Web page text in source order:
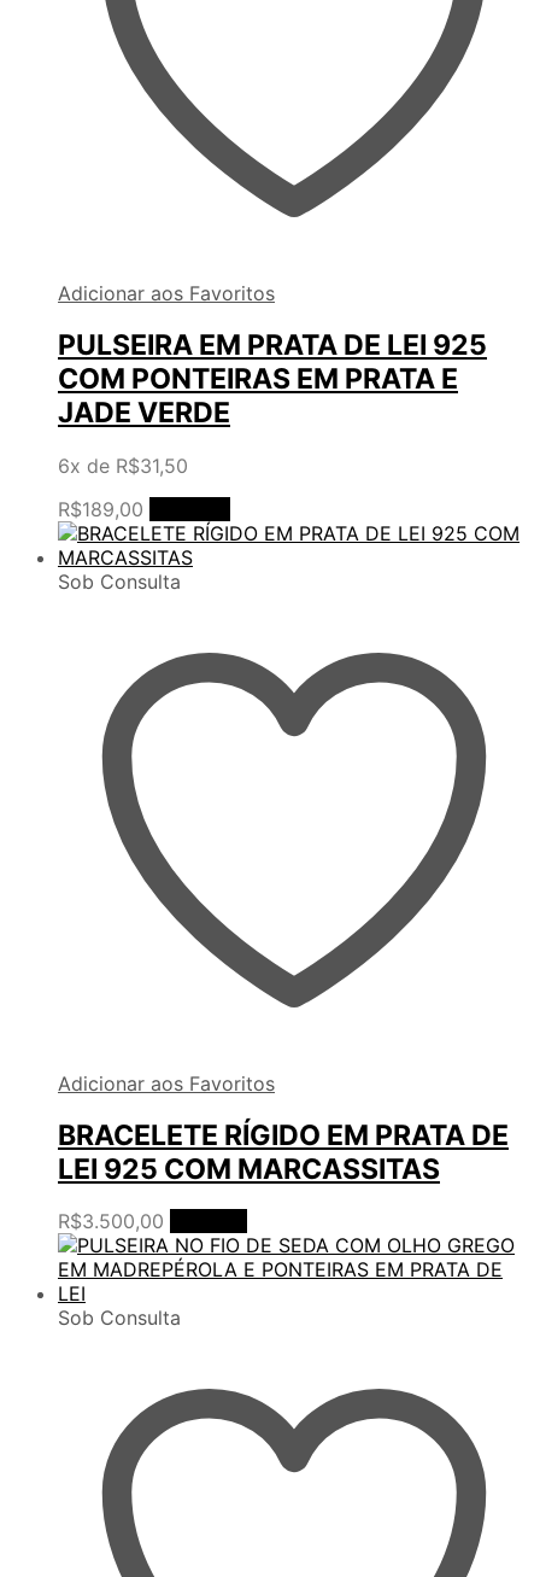
Adicionar aos Favoritos
PULSEIRA EM PRATA DE LEI 925
COM PONTEIRAS EM PRATA E
JADE VERDE
6x de R$31,50
R$189,00
Sob Consulta
Adicionar aos Favoritos
BRACELETE RÍGIDO EM PRATA DE
LEI 925 COM MARCASSITAS
R$3.500,00
Sob Consulta